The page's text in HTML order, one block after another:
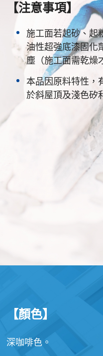
【注意事項】
施工面若起砂、起
油性超強底漆固化
塵（施工面需乾燥
本品因原料特性，
於斜屋頂及淺色矽
【顏色】
深咖啡色。